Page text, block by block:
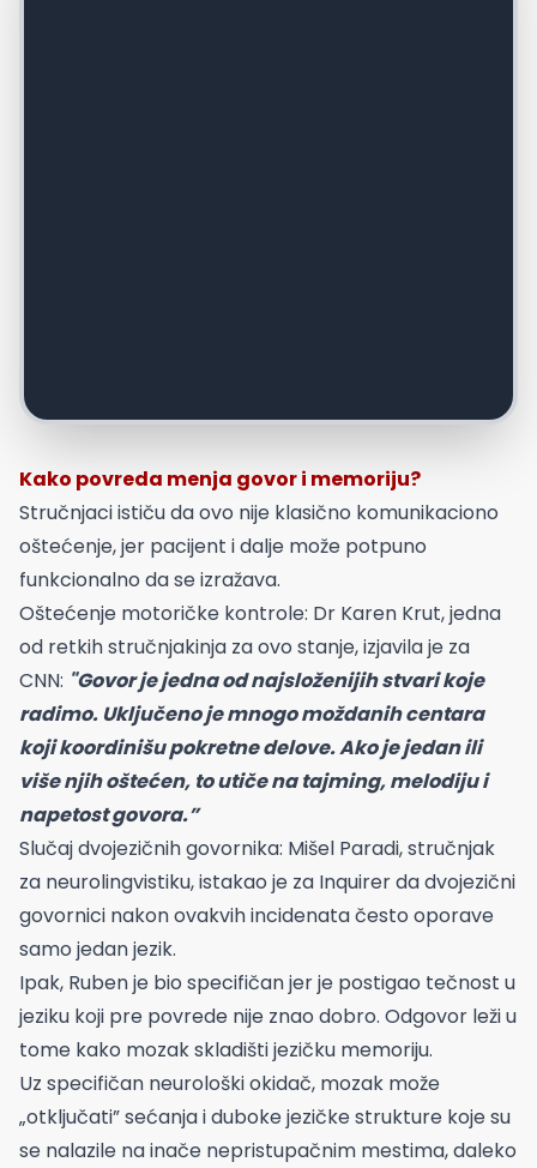
Kako povreda menja govor i memoriju?
Stručnjaci ističu da ovo nije klasično komunikaciono
oštećenje, jer pacijent i dalje može potpuno
funkcionalno da se izražava.
Oštećenje motoričke kontrole: Dr Karen Krut, jedna
od retkih stručnjakinja za ovo stanje, izjavila je za
CNN: "Govor je jedna od najsloženijih stvari koje
radimo. Uključeno je mnogo moždanih centara
koji koordinišu pokretne delove. Ako je jedan ili
više njih oštećen, to utiče na tajming, melodiju i
napetost govora.”
Slučaj dvojezičnih govornika: Mišel Paradi, stručnjak
za neurolingvistiku, istakao je za Inquirer da dvojezični
govornici nakon ovakvih incidenata često oporave
samo jedan jezik.
Ipak, Ruben je bio specifičan jer je postigao tečnost u
jeziku koji pre povrede nije znao dobro. Odgovor leži u
tome kako mozak skladišti jezičku memoriju.
Uz specifičan neurološki okidač, mozak može
„otključati” sećanja i duboke jezičke strukture koje su
se nalazile na inače nepristupačnim mestima, daleko